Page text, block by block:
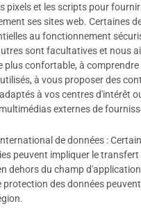
Ravensburger sont conçus
avec des pièces solides
offrent un excellent moyen
soi des enfants. Depuis
crée des puzzles de
accompagner le
05723
4005556057238
et informations du
similaires
évaluation n'a
pixels et les scripts pour
ses sites web. Certaines
au fonctionnement
sont facultatives et nous
plus confortable, à
à vous proposer des
à vos centres d'intérêt
externes de
de données :
peuvent impliquer le transfert
dehors du champ d'application
protection des données